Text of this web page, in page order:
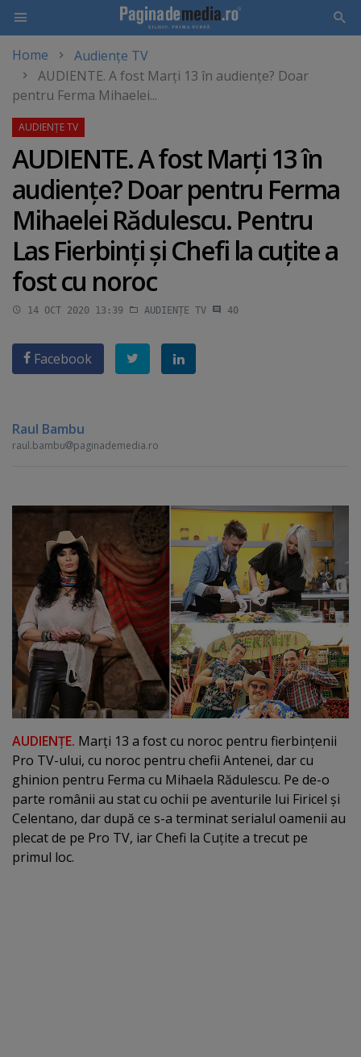
main
content
Home
Audiențe TV
AUDIENTE. A fost Marţi 13 în audienţe? Doar
pentru Ferma Mihaelei...
AUDIENTE. A fost Marţi 13 în
audienţe? Doar pentru Ferma
Mihaelei Rădulescu. Pentru
Las Fierbinţi şi Chefi la cuţite a
fost cu noroc
14 OCT 2020 13:39 AUDIENȚE TV 40
Facebook
Raul Bambu
raul.bambu paginademedia.ro
AUDIENŢE. Marţi 13 a fost cu noroc pentru fierbinţenii
Pro TV-ului, cu noroc pentru chefii Antenei, dar cu
ghinion pentru Ferma cu Mihaela Rădulescu. Pe de-o
parte românii au stat cu ochii pe aventurile lui Firicel şi
Celentano, dar după ce s-a terminat serialul oamenii au
plecat de pe Pro TV, iar Chefi la Cuţite a trecut pe
primul loc.